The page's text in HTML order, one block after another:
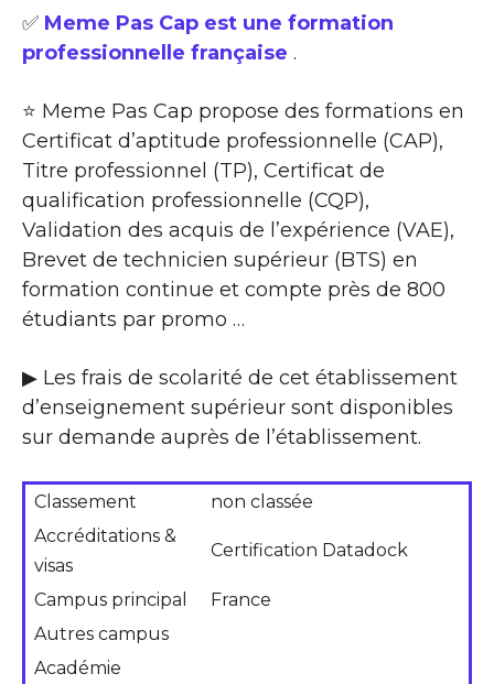
✅ Meme Pas Cap est une formation
professionnelle française .
⭐ Meme Pas Cap propose des formations en
Certificat d’aptitude professionnelle (CAP),
Titre professionnel (TP), Certificat de
qualification professionnelle (CQP),
Validation des acquis de l’expérience (VAE),
Brevet de technicien supérieur (BTS) en
formation continue et compte près de 800
étudiants par promo …
▶ Les frais de scolarité de cet établissement
d’enseignement supérieur sont disponibles
sur demande auprès de l’établissement.
Classement
non classée
Accréditations &
visas
Certification Datadock
Campus principal
France
Autres campus
Académie